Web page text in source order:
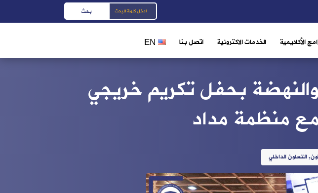
الأكاديمية الخدمات الاكترونية اتصل بنا EN
بحفل تكريم خريجي
منظمة مداد
,التعاون الداخلي